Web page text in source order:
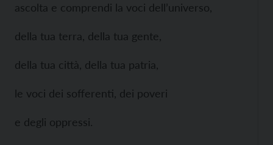
ascolta e comprendi la voci dell’universo,
della tua terra, della tua gente,
della tua città, della tua patria,
le voci dei sofferenti, dei poveri
e degli oppressi.